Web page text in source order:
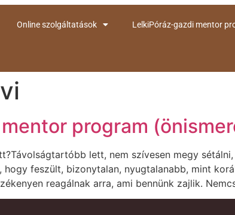
Online szolgáltatások LelkiPóráz-gazdi mentor
program
lett, nem szívesen megy
hogy feszült, bizonytalan, nyugtalanabb, mint
reagálnak arra, ami bennünk zajlik.